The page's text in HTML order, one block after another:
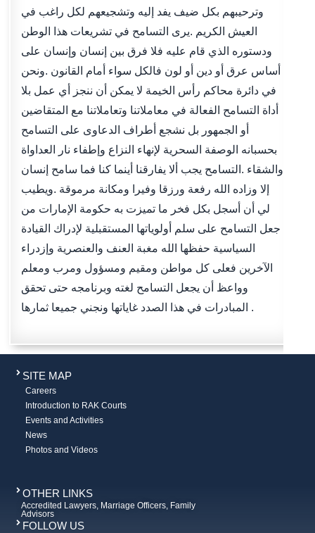
وترحيبهم بكل ضيف يفد إليه وتشجيعهم لكل راغب في
العيش الكريم .يرى التسامح في تشريعات هذا الوطن
ودستوره الذي قام عليه فلا فرق بين إنسان وإنسان على
أساس عرق أو دين أو لون فالكل سواء أمام القانون .ونحن
في دائرة محاكم رأس الخيمة لا يمكن أن ننجز أي عمل بلا
أداة التسامح الفعالة في معاملاتنا وتعاملاتنا مع المتقاضين
أو الجمهور بل نشجع أطراف الدعاوى على التسامح
بحسبانه الوصفة السحرية لإنهاء النزاع وإطفاء نار العداواة
والشقاء .التسامح يجب ألا يفارقنا أينما كنا فما سامح إنسان
إلا وزاده الله رفعة ورزقا وفيرا ومكانة مرموقة .ويطيب
لي أن أسجل بكل فخر ما تميزت به حكومة الإمارات من
جعل التسامح على سلم أولوياتها المستقبلية لإدراك القيادة
السياسية حفظها الله مغبة العنف والعنصرية وإزدراء
الآخرين فعلى كل مواطن ومقيم ومسؤول ومرب ومعلم
وواعظ أن يجعل التسامح لغته وبرنامجه حتى تحقق
المبادرات في هذا الصدد غاياتها ونجني جميعا ثمارها .
SITE MAP
Careers
Introduction to RAK Courts
Events and Activities
News
Photos and Videos
OTHER LINKS
Accredited Lawyers, Marriage Officers, Family
Advisors
FOLLOW US